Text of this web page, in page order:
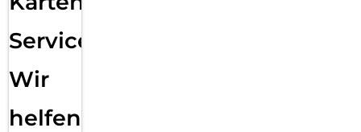
Service:
Wir
helfen